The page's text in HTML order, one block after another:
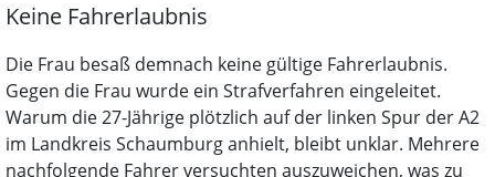
Keine Fahrerlaubnis
Die Frau besaß demnach keine gültige Fahrerlaubnis.
Gegen die Frau wurde ein Strafverfahren eingeleitet.
Warum die 27-Jährige plötzlich auf der linken Spur der A2
im Landkreis Schaumburg anhielt, bleibt unklar. Mehrere
nachfolgende Fahrer versuchten auszuweichen, was zu